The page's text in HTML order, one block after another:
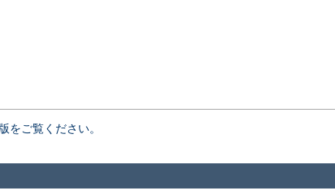
をご覧ください。